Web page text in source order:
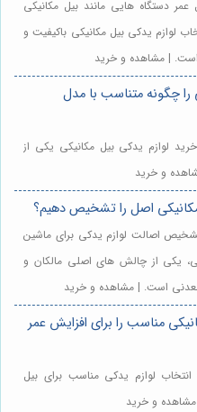
دستگاه هایی مانند بیل مکانیکی
لوازم یدکی بیل مکانیکی باکیفیت و
است. | مشاهده و خرید
را چگونه متناسب با مدل
لوازم یدکی بیل مکانیکی یکی از
و خرید
اصل را تشخیص دهیم؟
اصالت لوازم یدکی برای ماشین
یکی از چالش های اصلی مالکان و
معدنی است. | مشاهده و خرید
مناسب را برای افزایش عمر
لوازم یدکی مناسب برای بیل
و خرید